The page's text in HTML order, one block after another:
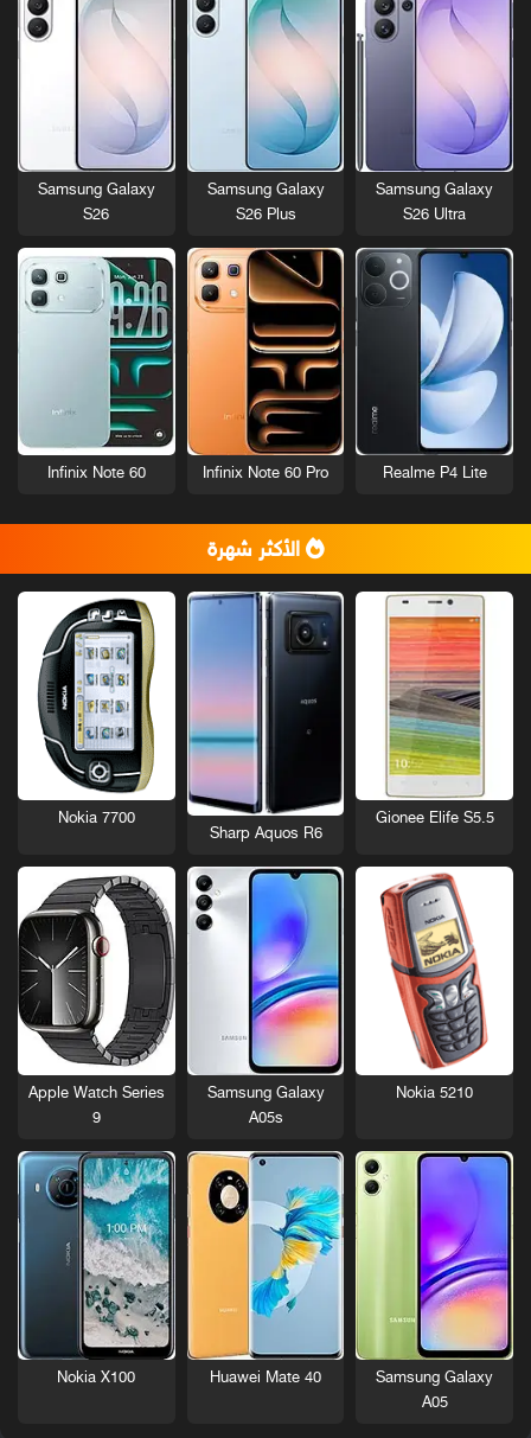
Samsung Galaxy
S26 Ultra
Samsung Galaxy
S26 Plus
Samsung Galaxy
S26
Realme P4 Lite
Infinix Note 60 Pro
Infinix Note 60
الأكثر شهرة
Gionee Elife S5.5
Sharp Aquos R6
Nokia 7700
Nokia 5210
Samsung Galaxy
A05s
Apple Watch Series
9
Samsung Galaxy
A05
Huawei Mate 40
Nokia X100